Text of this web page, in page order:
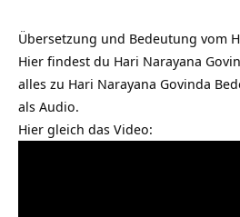
Übersetzung und Bedeutung vom
Hier findest du Hari Narayana
alles zu Hari Narayana Govinda
als Audio.
Hier gleich das Video: